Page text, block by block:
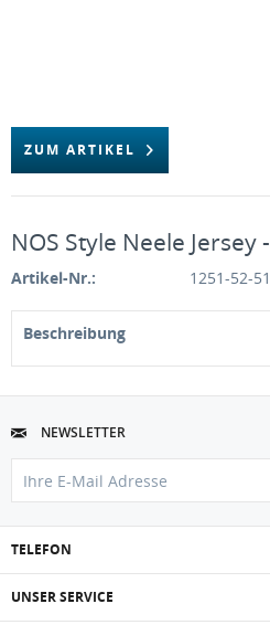
ZUM ARTIKEL
NOS Style Neele
Artikel-Nr.: 1251-52-
Beschreibung
NEWSLETTER
TELEFON
UNSER SERVICE